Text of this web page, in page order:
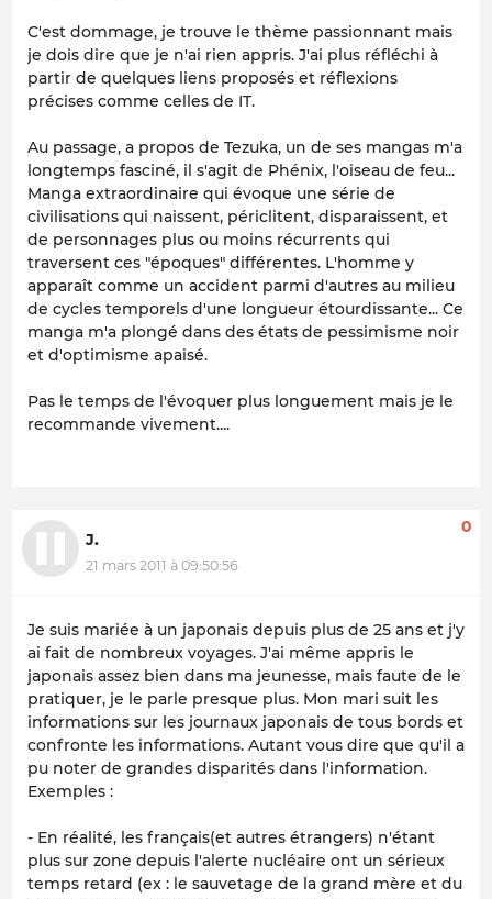
C'est dommage, je trouve le thème passionnant mais
je dois dire que je n'ai rien appris. J'ai plus réfléchi à
partir de quelques liens proposés et réflexions
précises comme celles de IT.
Au passage, a propos de Tezuka, un de ses mangas m'a
longtemps fasciné, il s'agit de Phénix, l'oiseau de feu...
Manga extraordinaire qui évoque une série de
civilisations qui naissent, périclitent, disparaissent, et
de personnages plus ou moins récurrents qui
traversent ces "époques" différentes. L'homme y
apparaît comme un accident parmi d'autres au milieu
de cycles temporels d'une longueur étourdissante... Ce
manga m'a plongé dans des états de pessimisme noir
et d'optimisme apaisé.
Pas le temps de l'évoquer plus longuement mais je le
recommande vivement....
J.
21 mars 2011 à 09:50:56
0
Je suis mariée à un japonais depuis plus de 25 ans et j'y
ai fait de nombreux voyages. J'ai même appris le
japonais assez bien dans ma jeunesse, mais faute de le
pratiquer, je le parle presque plus. Mon mari suit les
informations sur les journaux japonais de tous bords et
confronte les informations. Autant vous dire que qu'il a
pu noter de grandes disparités dans l'information.
Exemples :
- En réalité, les français(et autres étrangers) n'étant
plus sur zone depuis l'alerte nucléaire ont un sérieux
temps retard (ex : le sauvetage de la grand mère et du